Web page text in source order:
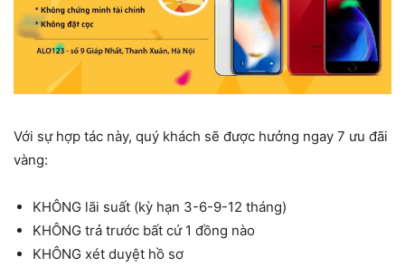
Với sự hợp tác này, quý khách sẽ được hưởng ngay 7 ưu đãi
vàng:
KHÔNG lãi suất (kỳ hạn 3-6-9-12 tháng)
KHÔNG trả trước bất cứ 1 đồng nào
KHÔNG xét duyệt hồ sơ